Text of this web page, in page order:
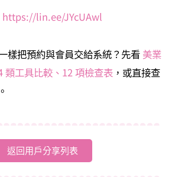
https://lin.ee/JYcUAwl
樣把預約與會員交給系統？先看 美業
類工具比較、12 項檢查表 ，或直接查
。
返回用戶分享列表